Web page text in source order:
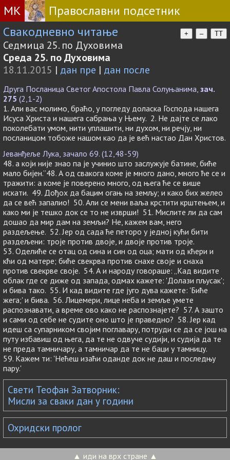
МК
Православни подсетник
Свакодневно читање
+ – TT
Седмица 25. по Духовима
Среда 25. по Духовима
18.11.2015 | дан пре | дан после
Друга Посланица Светог Апостола Павла Солуњанима, зач.
275 (2,1-2)
1. Али вас молимо, браћо, у погледу доласка Господа нашега
Исуса Христа и нашега сабрања у Њему. 2. Не дајте се лако
поколебати умом, нити уплашити, ни духом, ни речју, ни
посланицом тобоже нашом као да је већ настао Дан Христов.
Јеванђеље Лука, зачало 69. (12,48-59)
48. а који није знао па је учинио што заслужује батине, биће
мало бијен.”48. А од свакога коме је много дано, много ће се и
тражити: а коме је поверено много, од њега ће се више
искати. 49. Дођох да бацим огањ на земљу; и како бих желео
да се већ запалио! 50. Али се мени ваља крстити крштењем, и
како ми је тешко док се то не изврши! 51. Мислите ли да сам
дошао да мир дам на земљи? Не, кажем вам, него
раздељење. 52. Јер од сада ће петоро у једној кући бити
раздељени: троје против двоје, и двоје против троје.
53. Оделиће се отац од сина и син од оца; мати од кћери и
кћи од матере; биће свекрва против снахе своје и снаха
против свекрве своје. 54. А и народу говораше: „Кад видите
облак где се диже од запада, одмах кажете: 'Долази пљусак';
и бива тако. 55. И кад видите где југо дува кажете: 'Биће
жега;' и бива. 56. Лицемери, лице неба и земље умете
распознавати, а време ово како не распознајете? 57. А зашто
и сами од себе не судите оно што је праведно? 58. Јер кад
идеш са супарником својим поглавару, потруди се да се још на
путу избавиш од њега, да те не одвуче судији, и судија да те
не преда тамничару, а тамничар да те не баци у тамницу.
59. Кажем ти: 'Нећеш изаћи оданде док не даш и последњу
пару.'
Свети Теофан Затворник:
Мисли за сваки дан у години
Охридски пролог
▲ иди на врх стране ▲